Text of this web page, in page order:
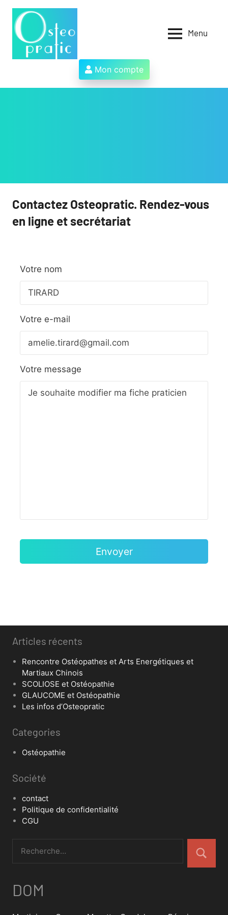
Aller
contenu
des
ostéopathes
et
Menu
Mon compte
Contactez Osteopratic. Rendez-vous
en ligne et secrétariat
Votre nom
Votre e-mail
Votre message
Articles récents
Rencontre Ostéopathes et Arts Energétiques et
Martiaux Chinois
SCOLIOSE et Ostéopathie
GLAUCOME et Ostéopathie
Les infos d’Osteopratic
Categories
Ostéopathie
Société
contact
Politique de confidentialité
CGU
DOM